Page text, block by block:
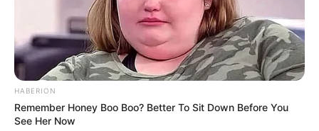
megszoktak?
Egyre inkább úgy tűnik, hogy sok helyen a válasz
nem lesz egyértelmű igen.
Új szereplők jöhetnek a közvetítési piacon
HABERION
Remember Honey Boo Boo? Better To Sit Down Before You
See Her Now